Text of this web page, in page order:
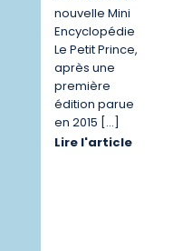
nouvelle Mini
Encyclopédie
Le Petit Prince,
après une
première
édition parue
en 2015 […]
Lire l'article